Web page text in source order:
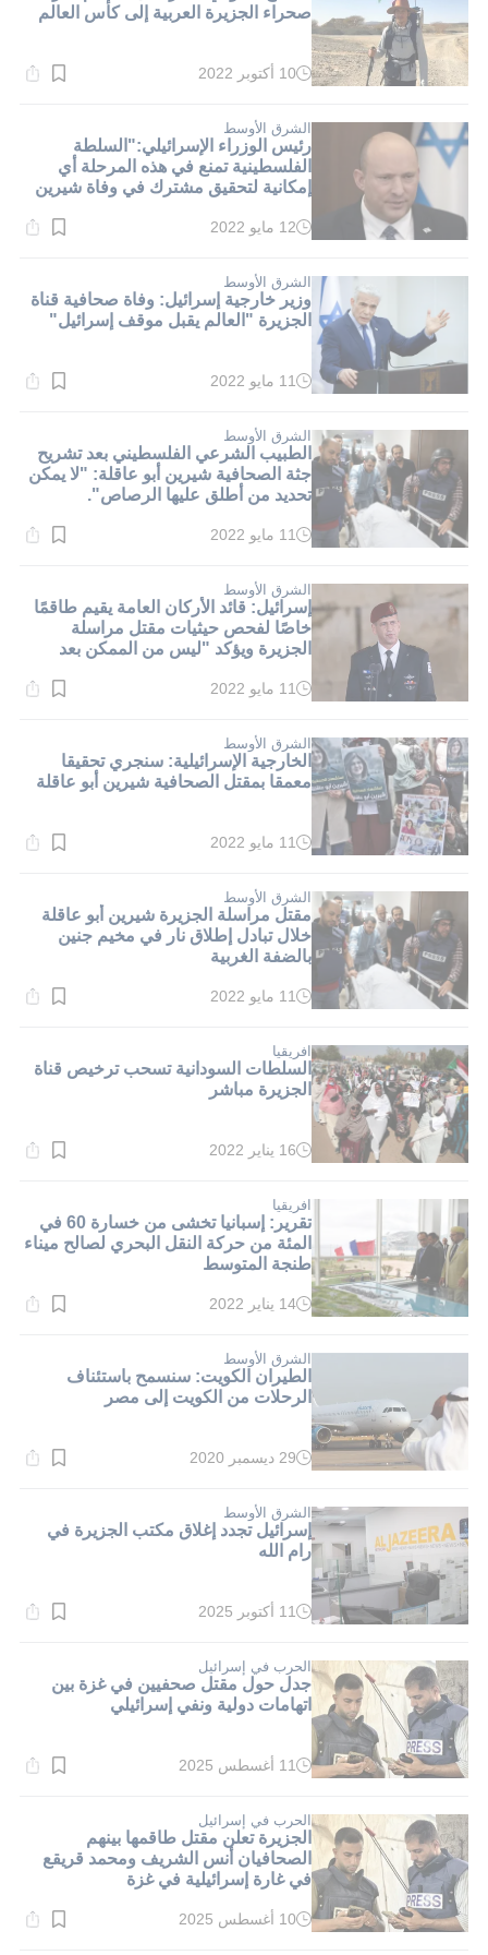
صحراء الجزيرة العربية إلى كأس العالم
وقت
دقيقة.
10 أكتوبر 2022
الشرق الأوسط
رئيس الوزراء الإسرائيلي:"السلطة
الفلسطينية تمنع في هذه المرحلة أي
إمكانية لتحقيق مشترك في وفاة شيرين
وقت
دقيقة.
12 مايو 2022
الشرق الأوسط
وزير خارجية إسرائيل: وفاة صحافية قناة
الجزيرة "العالم يقبل موقف إسرائيل"
وقت
دقيقة.
11 مايو 2022
الشرق الأوسط
الطبيب الشرعي الفلسطيني بعد تشريح
جثة الصحافية شيرين أبو عاقلة: "لا يمكن
تحديد من أطلق عليها الرصاص".
وقت
دقيقة.
11 مايو 2022
الشرق الأوسط
إسرائيل: قائد الأركان العامة يقيم طاقمًا
خاصًا لفحص حيثيات مقتل مراسلة
الجزيرة ويؤكد "ليس من الممكن بعد
وقت
دقيقة.
11 مايو 2022
الشرق الأوسط
الخارجية الإسرائيلية: سنجري تحقيقا
معمقا بمقتل الصحافية شيرين أبو عاقلة
وقت
دقيقة.
11 مايو 2022
الشرق الأوسط
مقتل مراسلة الجزيرة شيرين أبو عاقلة
خلال تبادل إطلاق نار في مخيم جنين
بالضفة الغربية
وقت
دقيقة.
11 مايو 2022
افريقيا
السلطات السودانية تسحب ترخيص قناة
الجزيرة مباشر
وقت
دقيقة.
16 يناير 2022
افريقيا
تقرير: إسبانيا تخشى من خسارة 60 في
المئة من حركة النقل البحري لصالح ميناء
طنجة المتوسط
وقت
دقيقة.
14 يناير 2022
الشرق الأوسط
الطيران الكويت: سنسمح باستئناف
الرحلات من الكويت إلى مصر
وقت
دقيقة.
29 ديسمبر 2020
الشرق الأوسط
إسرائيل تجدد إغلاق مكتب الجزيرة في
رام الله
وقت
دقيقة.
11 أكتوبر 2025
الحرب في إسرائيل
جدل حول مقتل صحفيين في غزة بين
اتهامات دولية ونفي إسرائيلي
وقت
دقيقة.
11 أغسطس 2025
الحرب في إسرائيل
الجزيرة تعلن مقتل طاقمها بينهم
الصحافيان أنس الشريف ومحمد قريقع
في غارة إسرائيلية في غزة
وقت
10 أغسطس 2025